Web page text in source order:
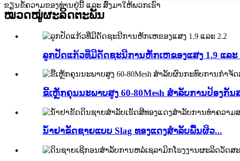
ຂຽນຂໍ້ຄວາມຂອງທ່ານຢູ່ນີ້ ແລະ ສົ່ງມາໃຫ້ພວກເຮົາ
ໝວດໝູ່ຜະລິດຕະພັນ
ລູກປັດແກ້ວທີ່ມີດັດຊະນີການຫັກເຫຂອງແສງ 1.9 ແລະ
ຂີ້ເຫຼັກຄຸນນະພາບສູງ 60-80Mesh ສຳລັບການປ້ອງກັ
ນ້ຳຢາຂັດຊາຍແບບ Slag ທອງແດງສຳລັບພື້ນຜິວ...